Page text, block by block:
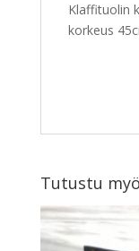
Klaffituolin
korkeus
Tutustu